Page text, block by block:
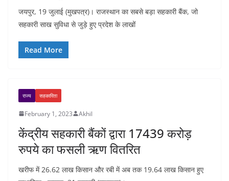
जयपुर, 19 जुलाई (मुखपत्र)। राजस्थान का सबसे बड़ा सहकारी बैंक, जो
सहकारी साख सुविधा से जुड़े हुए प्रदेश के लाखों
Read More
राज्य सहकारिता
February 1, 2023 Akhil
केंद्रीय सहकारी बैंकों द्वारा 17439 करोड़
रुपये का फसली ऋण वितरित
खरीफ में 26.62 लाख किसान और रबी में अब तक 19.64 लाख किसान हुए